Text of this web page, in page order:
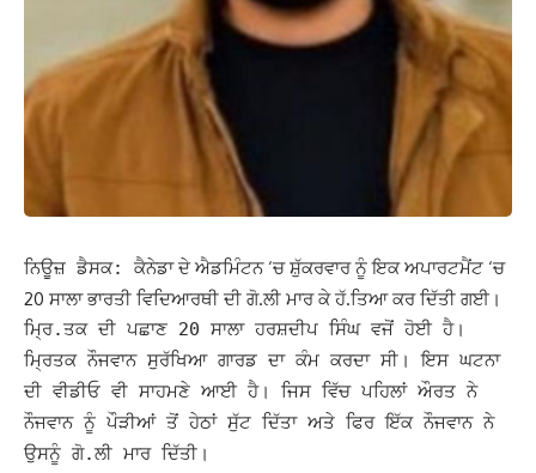
ਨਿਊਜ਼ ਡੈਸਕ: ਕੈਨੇਡਾ ਦੇ ਐਡਮਿੰਟਨ ‘ਚ ਸ਼ੁੱਕਰਵਾਰ ਨੂੰ ਇਕ ਅਪਾਰਟਮੈਂਟ ‘ਚ
20 ਸਾਲਾ ਭਾਰਤੀ ਵਿਦਿਆਰਥੀ ਦੀ ਗੋ.ਲੀ ਮਾਰ ਕੇ ਹੱ.ਤਿਆ ਕਰ ਦਿੱਤੀ ਗਈ।
ਮ੍ਰਿ.ਤਕ ਦੀ ਪਛਾਣ 20 ਸਾਲਾ ਹਰਸ਼ਦੀਪ ਸਿੰਘ ਵਜੋਂ ਹੋਈ ਹੈ।
ਮ੍ਰਿਤਕ ਨੌਜਵਾਨ ਸੁਰੱਖਿਆ ਗਾਰਡ ਦਾ ਕੰਮ ਕਰਦਾ ਸੀ। ਇਸ ਘਟਨਾ
ਦੀ ਵੀਡੀਓ ਵੀ ਸਾਹਮਣੇ ਆਈ ਹੈ। ਜਿਸ ਵਿੱਚ ਪਹਿਲਾਂ ਔਰਤ ਨੇ
ਨੌਜਵਾਨ ਨੂੰ ਪੌੜੀਆਂ ਤੋਂ ਹੇਠਾਂ ਸੁੱਟ ਦਿੱਤਾ ਅਤੇ ਫਿਰ ਇੱਕ ਨੌਜਵਾਨ ਨੇ
ਉਸਨੂੰ ਗੋ.ਲੀ ਮਾਰ ਦਿੱਤੀ।